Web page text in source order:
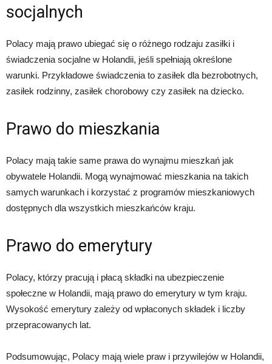
socjalnych
Polacy mają prawo ubiegać się o różnego rodzaju zasiłki i
świadczenia socjalne w Holandii, jeśli spełniają określone
warunki. Przykładowe świadczenia to zasiłek dla bezrobotnych,
zasiłek rodzinny, zasiłek chorobowy czy zasiłek na dziecko.
Prawo do mieszkania
Polacy mają takie same prawa do wynajmu mieszkań jak
obywatele Holandii. Mogą wynajmować mieszkania na takich
samych warunkach i korzystać z programów mieszkaniowych
dostępnych dla wszystkich mieszkańców kraju.
Prawo do emerytury
Polacy, którzy pracują i płacą składki na ubezpieczenie
społeczne w Holandii, mają prawo do emerytury w tym kraju.
Wysokość emerytury zależy od wpłaconych składek i liczby
przepracowanych lat.
Podsumowując, Polacy mają wiele praw i przywilejów w Holandii,